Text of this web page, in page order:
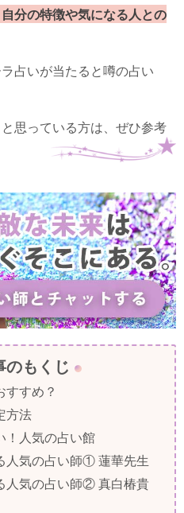
分の特徴や気になる人との
占いが当たると噂の占い
思っている方は、ぜひ参考
のもくじ
すすめ？
方法
！人気の占い館
人気の占い師① 蓮華先生
人気の占い師② 真白椿貴